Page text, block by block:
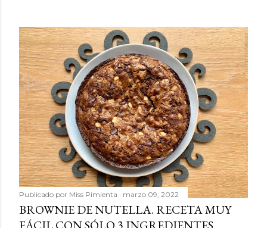
Publicado por Miss Pimienta marzo 09, 2022
BROWNIE DE NUTELLA. RECETA MUY